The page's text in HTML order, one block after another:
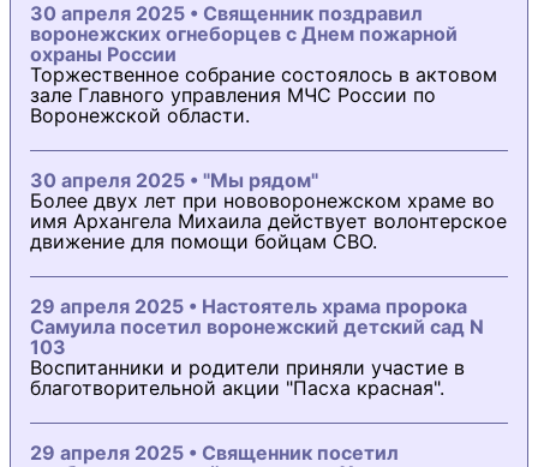
30 апреля 2025 • Священник поздравил
воронежских огнеборцев с Днем пожарной
охраны России
Торжественное собрание состоялось в актовом
зале Главного управления МЧС России по
Воронежской области.
30 апреля 2025 • "Мы рядом"
Более двух лет при нововоронежском храме во
имя Архангела Михаила действует волонтерское
движение для помощи бойцам СВО.
29 апреля 2025 • Настоятель храма пророка
Самуила посетил воронежский детский сад N
103
Воспитанники и родители приняли участие в
благотворительной акции "Пасха красная".
29 апреля 2025 • Священник посетил